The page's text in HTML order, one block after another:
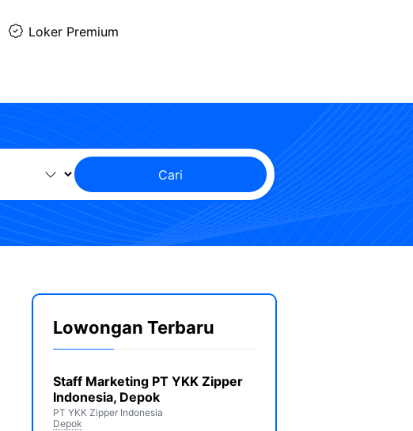
Loker Premium
Cari
Lowongan Terbaru
Staff Marketing PT YKK Zipper
Indonesia, Depok
PT YKK Zipper Indonesia
Depok